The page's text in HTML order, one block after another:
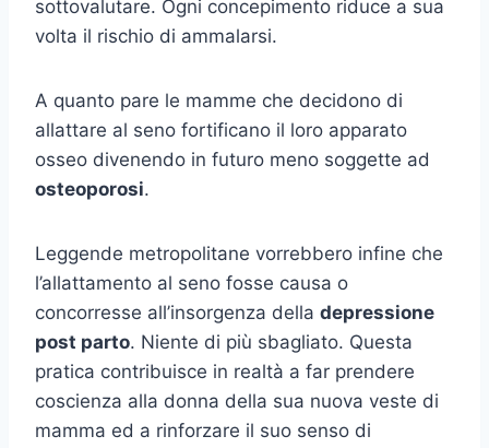
sottovalutare. Ogni concepimento riduce a sua
volta il rischio di ammalarsi.
A quanto pare le mamme che decidono di
allattare al seno fortificano il loro apparato
osseo divenendo in futuro meno soggette ad
osteoporosi.
Leggende metropolitane vorrebbero infine che
l’allattamento al seno fosse causa o
concorresse all’insorgenza della depressione
post parto. Niente di più sbagliato. Questa
pratica contribuisce in realtà a far prendere
coscienza alla donna della sua nuova veste di
mamma ed a rinforzare il suo senso di